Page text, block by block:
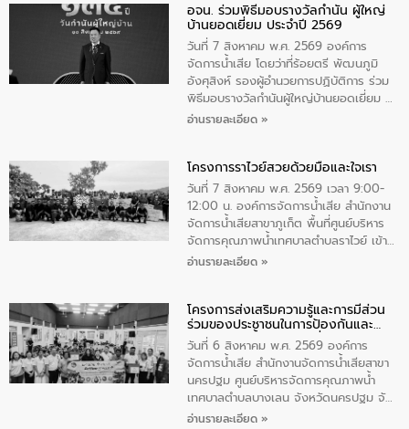
ทิพย์คำ รองผู้ว่าราชการจังหวัดมุกดาหาร
เป็นประธานในพิธี ณ เรือนจําชั่วคราวนาโสก
ตําบลนาโสก อําเภอเมืองมุกดาหาร จังหวัด
มุกดาหาร โดยในกิจกรรมได้ร่วมปลูกป่า และ
ทําความสะอาดภายในบริเวณ จัดกิจกรรม
เพื่อถวายเป็นพระราชกุศล สมเด็จพระนาง
เจ้าสิริกิติ์พระบรมราชินีนาถ พระบรมราช
อจน. ร่วมพิธีมอบรางวัลกำนัน ผู้ใหญ่
บ้านยอดเยี่ยม ประจำปี 2569
วันที่ 7 สิงหาคม พ.ศ. 2569 องค์การ
จัดการน้ำเสีย โดยว่าที่ร้อยตรี พัฒนภูมิ
อังศุสิงห์ รองผู้อำนวยการปฏิบัติการ ร่วม
พิธีมอบรางวัลกำนันผู้ใหญ่บ้านยอดเยี่ยม ณ
ทำเนียบรัฐบาล โดยมีนายอนุทิน ชาญวีรกูล
ทองคำและประกาศเกียรติคุณให้แก่ กำนัน
ผู้ใหญ่บ้านยอดเยี่ยม พร้อมกล่าวชื่นชม ให้
โอวาท และมอบนโยบาย
อ่านรายละเอียด »
โครงการราไวย์สวยด้วยมือและใจเรา
วันที่ 7 สิงหาคม พ.ศ. 2569 เวลา 9:00-
12:00 น. องค์การจัดการน้ำเสีย สำนักงาน
จัดการน้ำเสียสาขาภูเก็ต พื้นที่ศูนย์บริหาร
จัดการคุณภาพน้ำเทศบาลตำบลราไวย์ เข้า
ร่วมโครงการราไวย์สวยด้วยมือและใจเรา
ประชาชน ตัวแทนจากโรงแรมต่างๆ ในเขต
เทศบาลตำบลราไวย์ ศูนย์บริหารจัดการ
คุณภาพน้ำเทศบาลตำบลราไวย์ นำโดยนาย
น้อย แก้วเศษ ผู้จัดการสำนักงานจัดการน้ำ
เสียสาขาภูเก็ต พร้อมด้วยเจ้าหน้าที่ จำนวน
5 คน ร่วมทำกิจกรรม ทำความสะอาด
ชายหาดและแหล่งท่องเที่ยว ณ บริเวณ
อ่านรายละเอียด »
โครงการส่งเสริมความรู้และการมีส่วน
ร่วมของประชาชนในการป้องกันและ
แก้ไขปัญหาน้ำเสียอย่างยั่งยืน
วันที่ 6 สิงหาคม พ.ศ. 2569 องค์การ
จัดการน้ำเสีย สำนักงานจัดการน้ำเสียสาขา
นครปฐม ศูนย์บริหารจัดการคุณภาพน้ำ
เทศบาลตำบลบางเลน จังหวัดนครปฐม จัด
กิจกรรมภายใต้โครงการส่งเสริมความรู้และ
อ่านรายละเอียด »